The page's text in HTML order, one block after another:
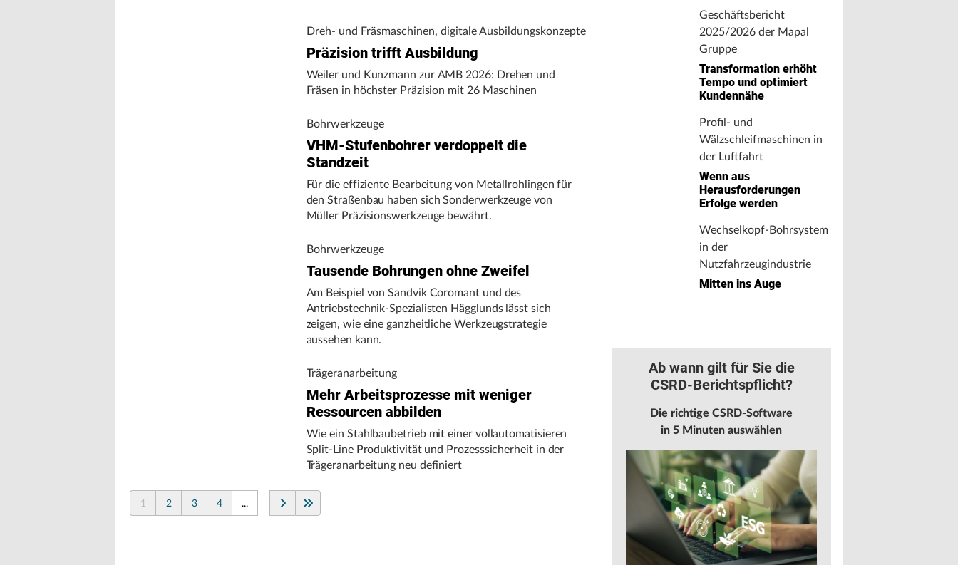
Dreh- und Fräsmaschinen, digitale Ausbildungskonzepte
Präzision trifft Ausbildung
Weiler und Kunzmann zur AMB 2026: Drehen und
Fräsen in höchster Präzision mit 26 Maschinen
Bohrwerkzeuge
VHM-Stufenbohrer verdoppelt die
Standzeit
Für die effiziente Bearbeitung von Metallrohlingen für
den Straßenbau haben sich Sonderwerkzeuge von
Müller Präzisionswerkzeuge bewährt.
Bohrwerkzeuge
Tausende Bohrungen ohne Zweifel
Am Beispiel von Sandvik Coromant und des
Antriebstechnik-Spezialisten Hägglunds lässt sich
zeigen, wie eine ganzheitliche Werkzeugstrategie
aussehen kann.
Trägeranarbeitung
Mehr Arbeitsprozesse mit weniger
Ressourcen abbilden
Wie ein Stahlbaubetrieb mit einer vollautomatisieren
Split-Line Produktivität und Prozesssicherheit in der
Trägeranarbeitung neu definiert
1 2 3 4 ...
Geschäftsbericht
2025/2026 der Mapal
Gruppe
Transformation erhöht
Tempo und optimiert
Kundennähe
Profil- und
Wälzschleifmaschinen in
der Luftfahrt
Wenn aus
Herausforderungen
Erfolge werden
Wechselkopf-Bohrsystem
in der
Nutzfahrzeugindustrie
Mitten ins Auge
Ab wann gilt für Sie die
CSRD-Berichtspflicht?
Die richtige CSRD-Software
in 5 Minuten auswählen